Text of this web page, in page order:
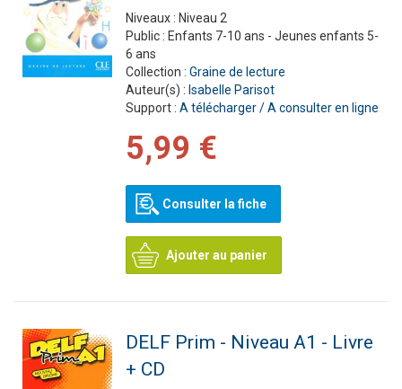
Niveaux : Niveau 2
Public : Enfants 7-10 ans - Jeunes enfants 5-
6 ans
Collection : Graine de lecture
Auteur(s) : Isabelle Parisot
Support : A télécharger / A consulter en ligne
5,99 €
Consulter la fiche
Ajouter au panier
DELF Prim - Niveau A1 - Livre
+ CD